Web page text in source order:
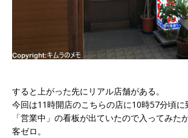
すると上がった先にリアル店舗がある。
今回は11時開店のこちらの店に10時57分頃に
「営業中」の看板が出ていたので入ってみた
客ゼロ。